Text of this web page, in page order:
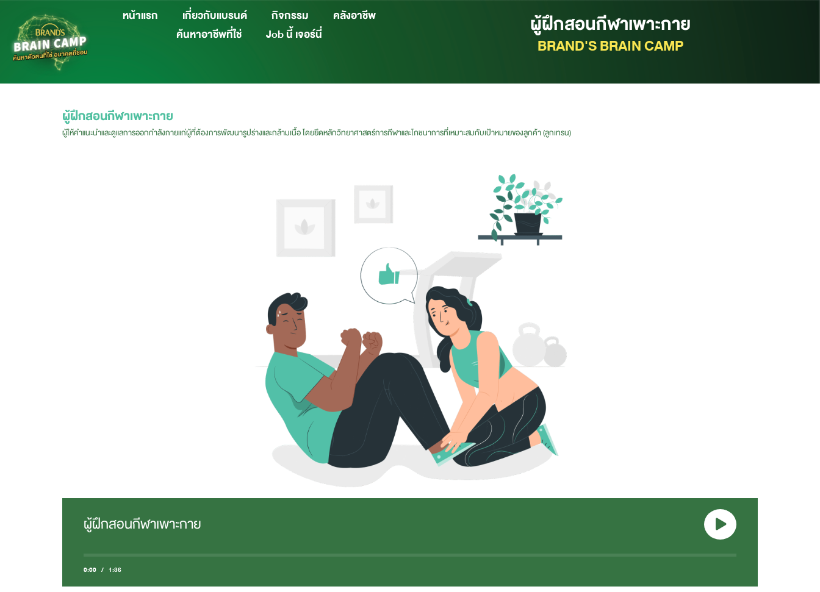
หน้าแรก เกี่ยวกับแบรนด์ กิจกรรม
คลังอาชีพ
ค้นหาอาชีพที่ใช่
Job นี้ เจอร์นี่ ผู้ฝึกสอนกีฬาเพาะกาย
BRAND'S BRAIN CAMP
ผู้ฝึกสอนกีฬาเพาะกาย
ผู้ให้คำแนะนำและดูแลการออกกำลังกายแก่ผู้ที่ต้องการพัฒนารูปร่างและกล้ามเนื้อ โดยยึดหลักวิทยาศาสตร์การกีฬาและโภชนาการที่เหมาะสมกับเป้าหมายของลูกค้า (ลูกเทรน)
ผู้ฝึกสอนกีฬาเพาะกาย
0:00 / 1:36